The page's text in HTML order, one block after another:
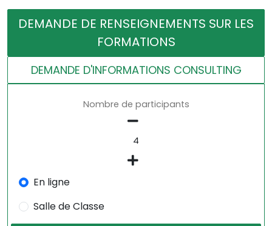
DEMANDE DE RENSEIGNEMENTS SUR LES
FORMATIONS
DEMANDE D'INFORMATIONS CONSULTING
Nombre de participants
En ligne
Salle de Classe